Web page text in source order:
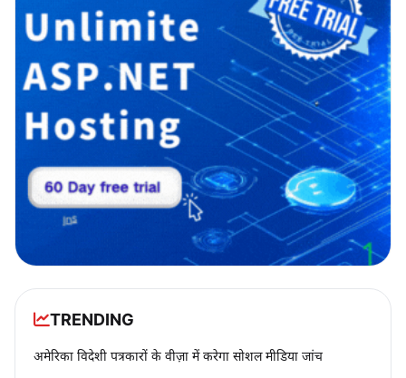
TRENDING
अमेरिका विदेशी पत्रकारों के वीज़ा में करेगा सोशल मीडिया जांच